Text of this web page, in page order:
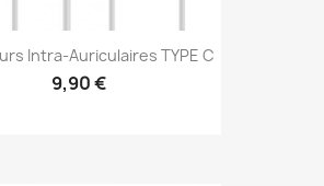
Intra-Auriculaires TYPE C
9,90 €